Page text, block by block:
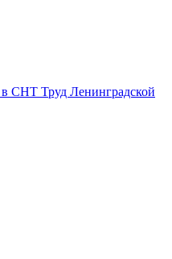
СНТ Труд Ленинградской